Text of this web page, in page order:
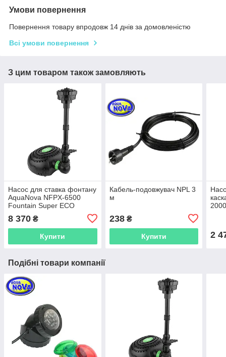
Умови повернення
Повернення товару впродовж 14 днів за домовленістю
Всі умови повернення
З цим товаром також замовляють
Насос для ставка фонтану
AquaNova NFPX-6500
Fountain Super ECO
8 370 ₴
Купити
Кабель-подовжувач NPL 3
м
238₴
Купити 2
Подібні товари компанії